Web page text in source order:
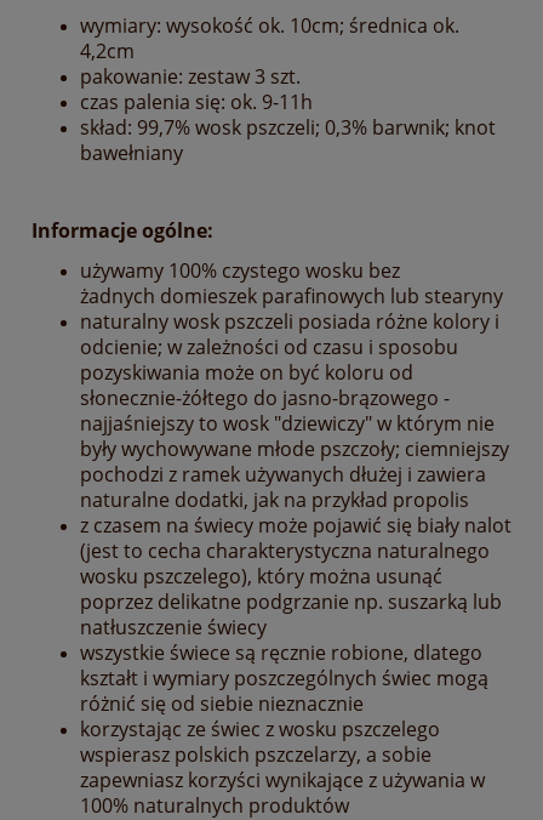
wymiary: wysokość ok. 10cm; średnica ok.
4,2cm
pakowanie: zestaw 3 szt.
czas palenia się: ok. 9-11h
skład: 99,7% wosk pszczeli; 0,3% barwnik; knot
bawełniany
Informacje ogólne:
używamy 100% czystego wosku bez
żadnych domieszek parafinowych lub stearyny
naturalny wosk pszczeli posiada różne kolory i
odcienie; w zależności od czasu i sposobu
pozyskiwania może on być koloru od
słonecznie-żółtego do jasno-brązowego -
najjaśniejszy to wosk "dziewiczy" w którym nie
były wychowywane młode pszczoły; ciemniejszy
pochodzi z ramek używanych dłużej i zawiera
naturalne dodatki, jak na przykład propolis
z czasem na świecy może pojawić się biały nalot
(jest to cecha charakterystyczna naturalnego
wosku pszczelego), który można usunąć
poprzez delikatne podgrzanie np. suszarką lub
natłuszczenie świecy
wszystkie świece są ręcznie robione, dlatego
kształt i wymiary poszczególnych świec mogą
różnić się od siebie nieznacznie
korzystając ze świec z wosku pszczelego
wspierasz polskich pszczelarzy, a sobie
zapewniasz korzyści wynikające z używania w
100% naturalnych produktów